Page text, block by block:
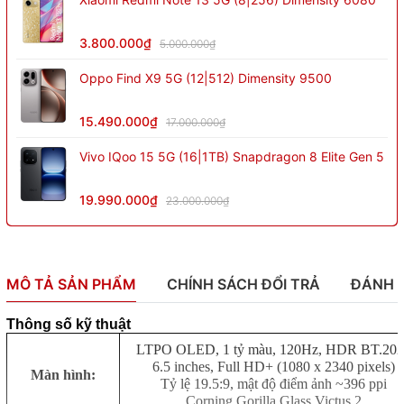
3.800.000₫ 5.000.000₫
Oppo Find X9 5G (12|512) Dimensity 9500
15.490.000₫ 17.000.000₫
Vivo IQoo 15 5G (16|1TB) Snapdragon 8 Elite Gen 5
19.990.000₫ 23.000.000₫
MÔ TẢ SẢN PHẨM CHÍNH SÁCH ĐỔI TRẢ ĐÁNH
Thông số kỹ thuật
Màn hình:
LTPO OLED, 1 tỷ màu, 120Hz, HDR
6.5 inches, Full HD+ (1080 x 2340 pixels)
Tỷ lệ 19.5:9, mật độ điểm ảnh ~396 ppi
Corning Gorilla Glass Victus 2